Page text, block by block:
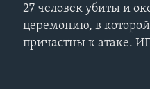
27 человек убиты и
церемонию, в
причастны к атаке. ИГ